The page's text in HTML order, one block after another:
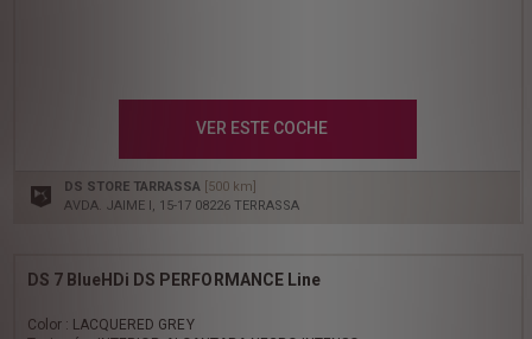
VER ESTE COCHE
DS STORE TARRASSA [500 km]
AVDA. JAIME I, 15-17 08226 TERRASSA
DS 7 BlueHDi DS PERFORMANCE Line
Color : LACQUERED GREY